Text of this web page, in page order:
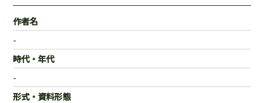
作者名
-
時代・年代
-
形式・資料形態